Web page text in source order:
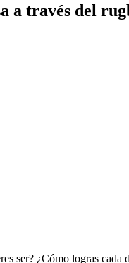
a través del
ser? ¿Cómo logras